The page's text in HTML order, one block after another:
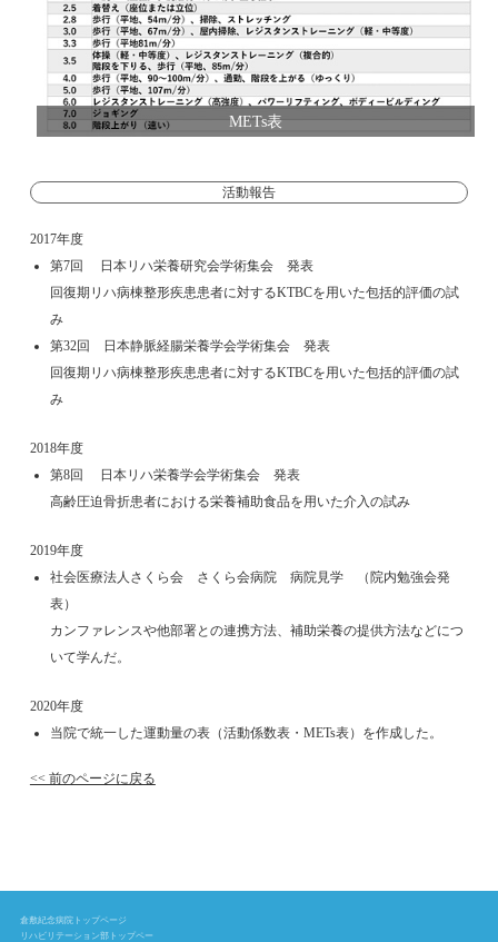
METs表
活動報告
2017年度
第7回 日本リハ栄養研究会学術集会 発表
回復期リハ病棟整形疾患患者に対するKTBCを用いた包括的評価の試
み
第32回 日本静脈経腸栄養学会学術集会 発表
回復期リハ病棟整形疾患患者に対するKTBCを用いた包括的評価の試
み
2018年度
第8回 日本リハ栄養学会学術集会 発表
高齢圧迫骨折患者における栄養補助食品を用いた介入の試み
2019年度
社会医療法人さくら会 さくら会病院 病院見学 （院内勉強会発
表）
カンファレンスや他部署との連携方法、補助栄養の提供方法などにつ
いて学んだ。
2020年度
当院で統一した運動量の表（活動係数表・METs表）を作成した。
<< 前のページに戻る
倉敷紀念病院トップページ
リハビリテーション部トップペー